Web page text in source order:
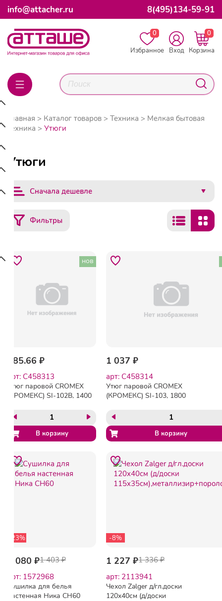
info@attacher.ru 8(495)134-59-91
0
Избранное
Вход
0
Корзина
Главная Каталог товаров Техника
Мелкая бытовая
техника
Утюги
Утюги
Сначала дешевле
Фильтры
нов
985.66 ₽
арт: C458313
Утюг паровой CROMEX
(КРОМЕКС) SI-102B, 1400
покрытие, паровой удар,
самоочистка, компактный,
зеленый/белый, 458313
1 037 ₽
арт: C458314
Утюг паровой CROMEX
(КРОМЕКС) SI-103, 1800
паровой удар, вертикальн.
отпаривание,
самоочистка, серый/
белый, 458314
-23%
1 080 ₽1 403 ₽
арт: 1572968
Сушилка для белья
настенная Ника СН60
-8%
1 227 ₽1 336 ₽
арт: 2113941
Чехол Zalger д/гл.доски
120x40см (д/доски